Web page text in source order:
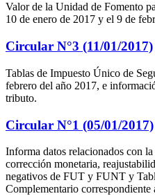
Valor de la Unidad de Fomento
10 de enero de 2017 y el 9 de
Circular N°3 (11/01/2017)
Tablas de Impuesto Único de
febrero del año 2017, e
tributo.
Circular N°1 (05/01/2017)
Informa datos relacionados con
corrección monetaria,
negativos de FUT y FUNT y
Complementario